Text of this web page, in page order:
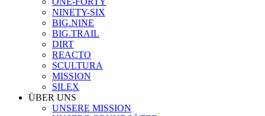
NINETY-SIX
BIG.NINE
BIG.TRAIL
DIRT
REACTO
SCULTURA
MISSION
SILEX
ÜBER UNS
UNSERE MISSION